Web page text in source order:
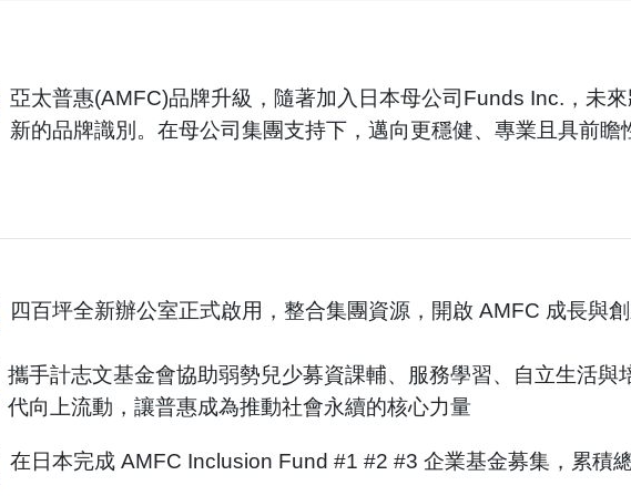
亞太普惠(AMFC)品牌升級，隨著加入日本母公司Funds Inc.，未
新的品牌識別。在母公司集團支持下，邁向更穩健、專業且具前瞻
四百坪全新辦公室正式啟用，整合集團資源，開啟 AMFC 成長與
攜手計志文基金會協助弱勢兒少募資課輔、服務學習、自立生活與
代向上流動，讓普惠成為推動社會永續的核心力量
在日本完成 AMFC Inclusion Fund #1 #2 #3 企業基金募集，累積